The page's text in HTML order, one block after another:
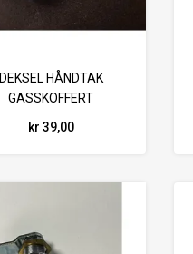
DEKSEL HÅNDTAK
GASSKOFFERT
kr 39,00